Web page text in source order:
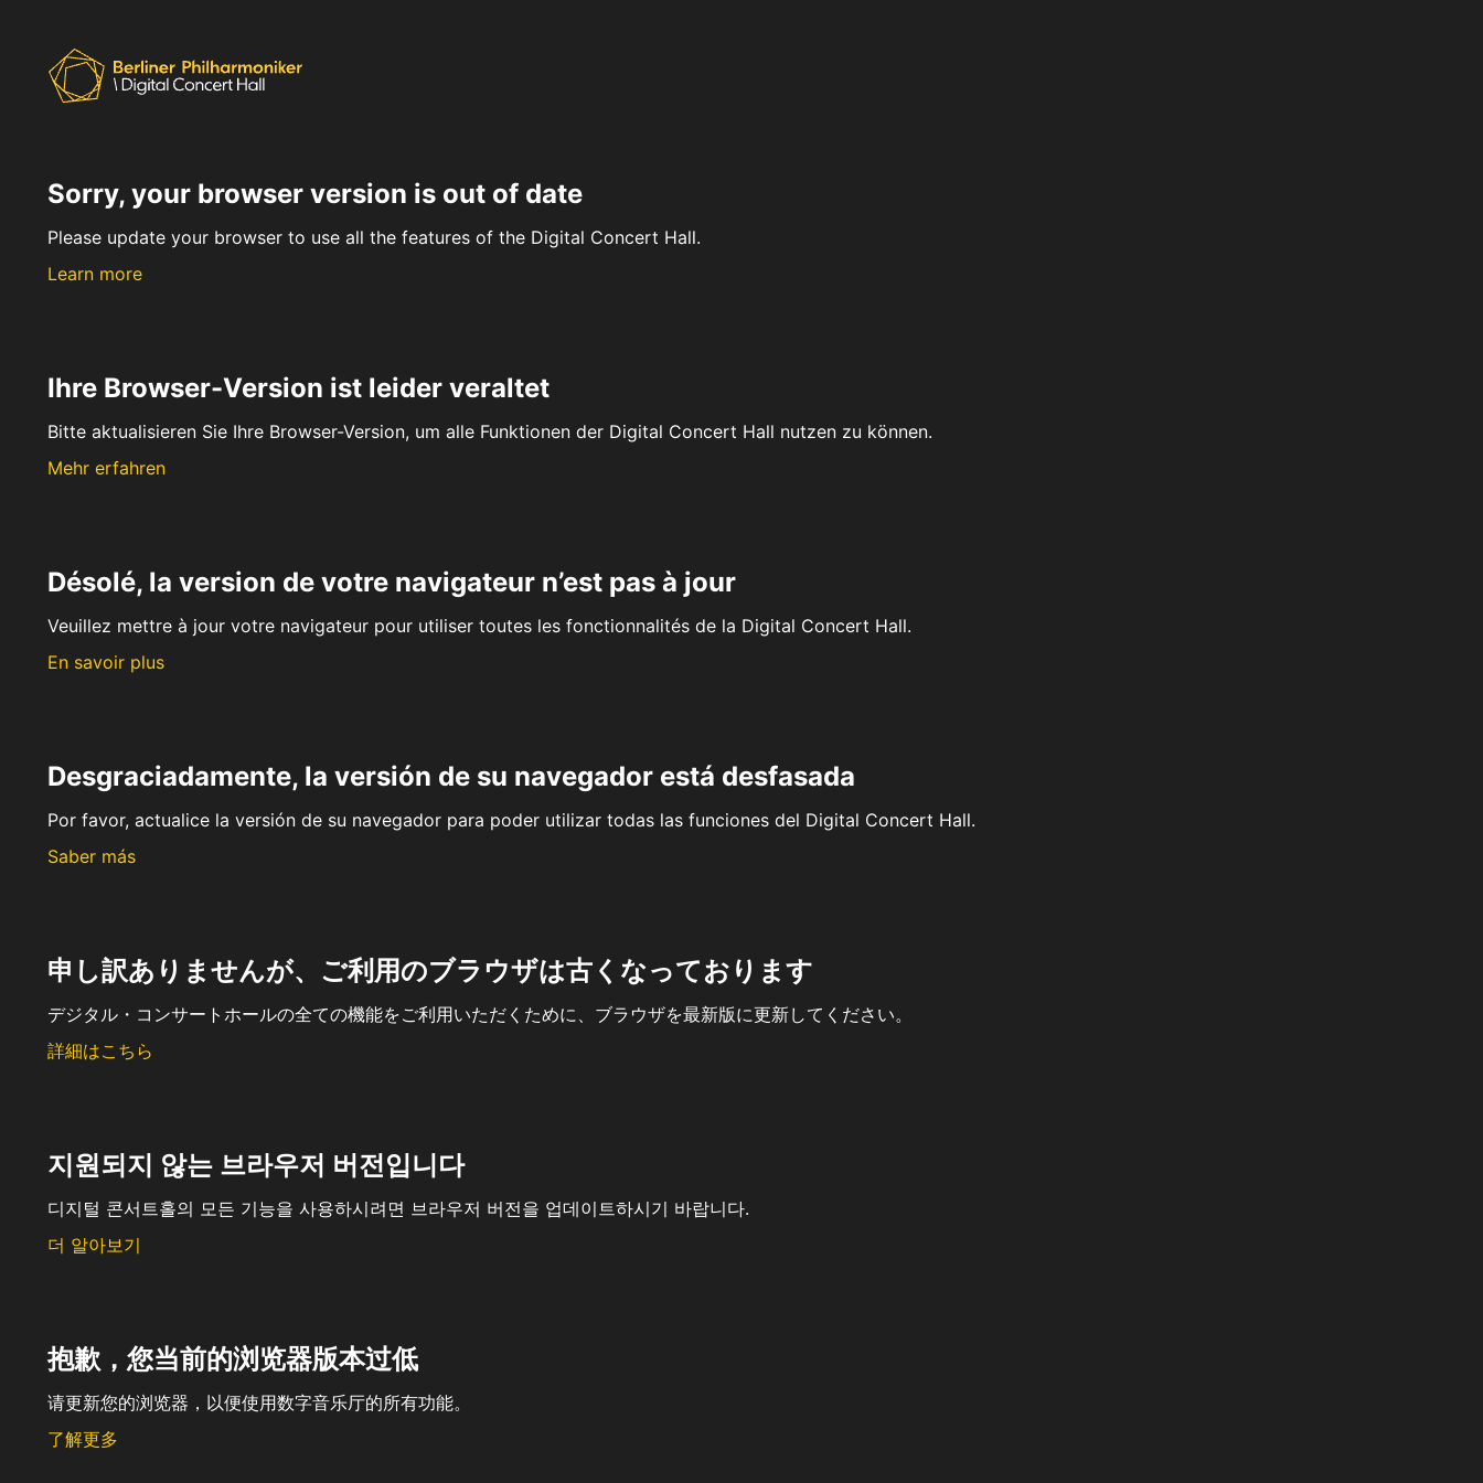
Sorry, your browser version is out of date
Please update your browser to use all the features of the Digital Concert Hall.
Learn more
Ihre Browser-Version ist leider veraltet
Bitte aktualisieren Sie Ihre Browser-Version, um alle Funktionen der Digital Concert Hall nutzen zu können.
Mehr erfahren
Désolé, la version de votre navigateur n’est pas à jour
Veuillez mettre à jour votre navigateur pour utiliser toutes les fonctionnalités de la Digital Concert Hall.
En savoir plus
Desgraciadamente, la versión de su navegador está desfasada
Por favor, actualice la versión de su navegador para poder utilizar todas las funciones del Digital Concert Hall.
Saber más
申し訳ありませんが、ご利用のブラウザは古くなっております
デジタル・コンサートホールの全ての機能をご利用いただくために、ブラウザを最新版に更新してください。
詳細はこちら
지원되지 않는 브라우저 버전입니다
디지털 콘서트홀의 모든 기능을 사용하시려면 브라우저 버전을 업데이트하시기 바랍니다.
더 알아보기
抱歉，您当前的浏览器版本过低
请更新您的浏览器，以便使用数字音乐厅的所有功能。
了解更多